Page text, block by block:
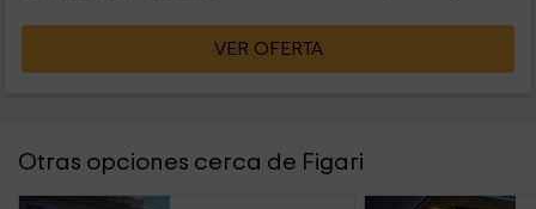
VER OFERTA
Otras opciones cerca de Figari